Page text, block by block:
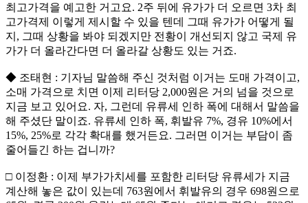
최고가격을 예고한 거고요. 2주 뒤에 유가가 더 오르면 3차 최
고가격제 이렇게 제시할 수 있을 텐데 그때 유가가 어떻게 될
지, 그때 상황을 봐야 되겠지만 전황이 개선되지 않고 국제 유
가가 더 올라간다면 더 올라갈 상황도 있는 거죠.
◆ 조태현 : 기자님 말씀해 주신 것처럼 이거는 도매 가격이고,
소매 가격으로 치면 이제 리터당 2,000원은 거의 넘을 것으로
지금 보고 있어요. 자, 그런데 유류세 인하 폭에 대해서 말씀을
해 주셨단 말이죠. 유류세 인하 폭, 휘발유 7%, 경유 10%에서
15%, 25%로 각각 확대를 했거든요. 그러면 이거는 부담이 좀
줄어들긴 하는 겁니까?
□ 이정환 : 이제 부가가치세를 포함한 리터당 유류세가 지금
계산해 놓은 값이 있는데 763원에서 휘발유의 경우 698원으로